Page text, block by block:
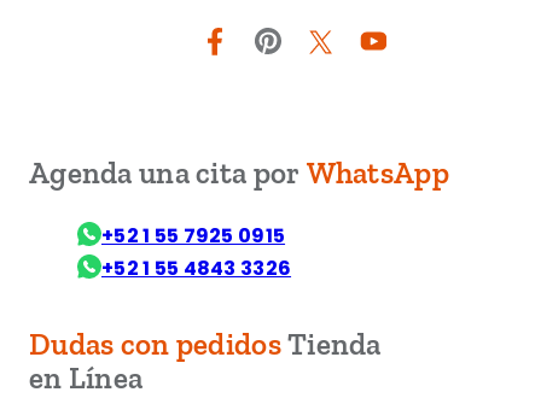
FacebookPinterest Twitter YouTube
Agenda una cita por WhatsApp
+52 1 55 7925 0915
+52 1 55 4843 3326
Dudas con pedidosTienda
en Línea